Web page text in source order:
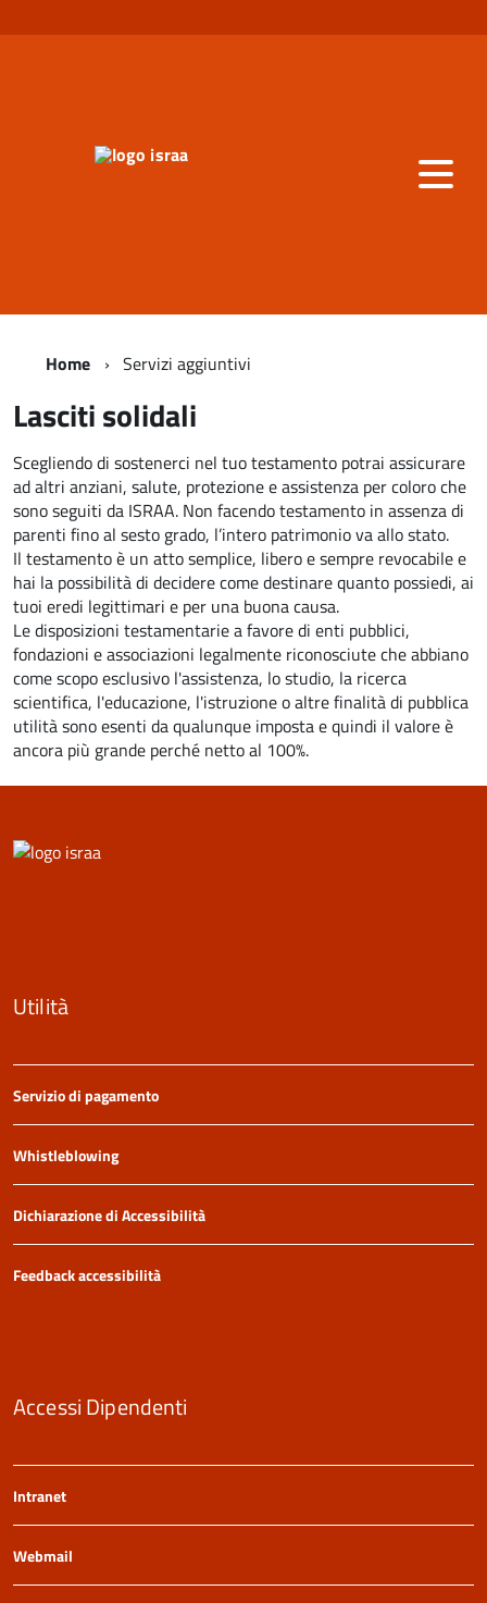
Home Servizi aggiuntivi
Lasciti solidali
Scegliendo di sostenerci nel tuo testamento potrai assicurare
ad altri anziani, salute, protezione e assistenza per coloro che
sono seguiti da ISRAA. Non facendo testamento in assenza di
parenti fino al sesto grado, l’intero patrimonio va allo stato.
Il testamento è un atto semplice, libero e sempre revocabile e
hai la possibilità di decidere come destinare quanto possiedi, ai
tuoi eredi legittimari e per una buona causa.
Le disposizioni testamentarie a favore di enti pubblici,
fondazioni e associazioni legalmente riconosciute che abbiano
come scopo esclusivo l'assistenza, lo studio, la ricerca
scientifica, l'educazione, l'istruzione o altre finalità di pubblica
utilità sono esenti da qualunque imposta e quindi il valore è
ancora più grande perché netto al 100%.
Utilità
Servizio di pagamento
Whistleblowing
Dichiarazione di Accessibilità
Feedback accessibilità
Accessi Dipendenti
Intranet
Webmail